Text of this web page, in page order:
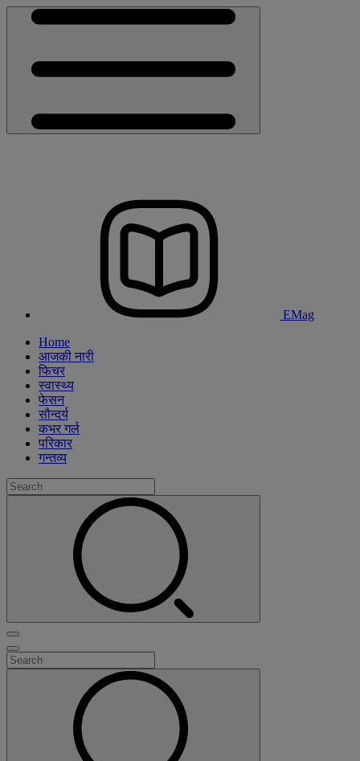
EMag
Home
आजकी नारी
फिचर
स्वास्थ्य
फेसन
सौन्दर्य
कभर गर्ल
परिकार
गन्तव्य